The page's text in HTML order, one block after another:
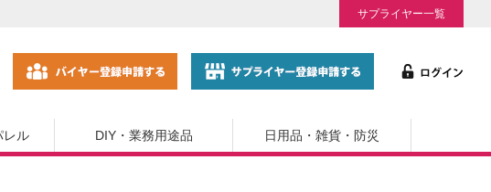
サプライヤー一覧
レル DIY・業務用途品 日用品・雑貨・防災